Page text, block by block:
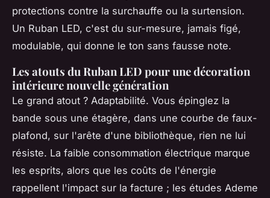
protections contre la surchauffe ou la surtension.
Un Ruban LED, c'est du sur-mesure, jamais figé,
modulable, qui donne le ton sans fausse note.
Les atouts du Ruban LED pour une décoration
intérieure nouvelle génération
Le grand atout ? Adaptabilité. Vous épinglez la
bande sous une étagère, dans une courbe de faux-
plafond, sur l'arête d'une bibliothèque, rien ne lui
résiste. La faible consommation électrique marque
les esprits, alors que les coûts de l'énergie
rappellent l'impact sur la facture ; les études Ademe